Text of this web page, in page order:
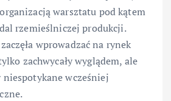
warsztatu pod kątem
rzemieślniczej produkcji.
wprowadzać na rynek
zachwycały wyglądem, ale
niespotykane wcześniej